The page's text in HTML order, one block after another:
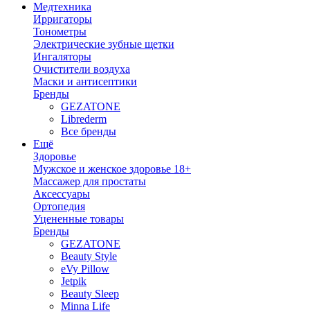
Медтехника
Ирригаторы
Тонометры
Электрические зубные щетки
Ингаляторы
Очистители воздуха
Маски и антисептики
Бренды
GEZATONE
Librederm
Все бренды
Ещё
Здоровье
Мужское и женское здоровье 18+
Массажер для простаты
Аксессуары
Ортопедия
Уцененные товары
Бренды
GEZATONE
Beauty Style
eVy Pillow
Jetpik
Beauty Sleep
Minna Life